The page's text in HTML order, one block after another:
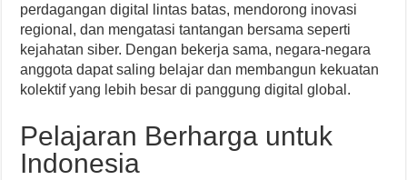
perdagangan digital lintas batas, mendorong inovasi
regional, dan mengatasi tantangan bersama seperti
kejahatan siber. Dengan bekerja sama, negara-negara
anggota dapat saling belajar dan membangun kekuatan
kolektif yang lebih besar di panggung digital global.
Pelajaran Berharga untuk
Indonesia